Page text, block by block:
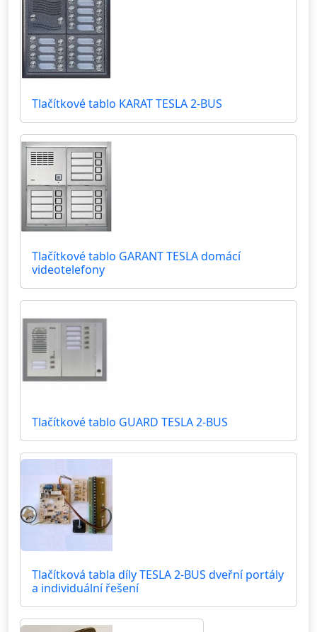
Tlačítkové tablo KARAT TESLA 2-BUS
Tlačítkové tablo GARANT TESLA domácí
videotelefony
Tlačítkové tablo GUARD TESLA 2-BUS
Tlačítková tabla díly TESLA 2-BUS dveřní portály
a individuální řešení